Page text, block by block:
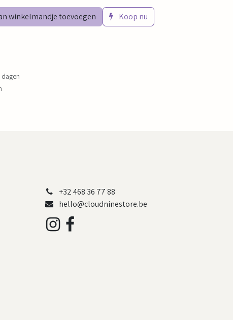
winkelmandje toevoegen Koop nu
+32 468 36 77 88
hello@cloudninestore.be